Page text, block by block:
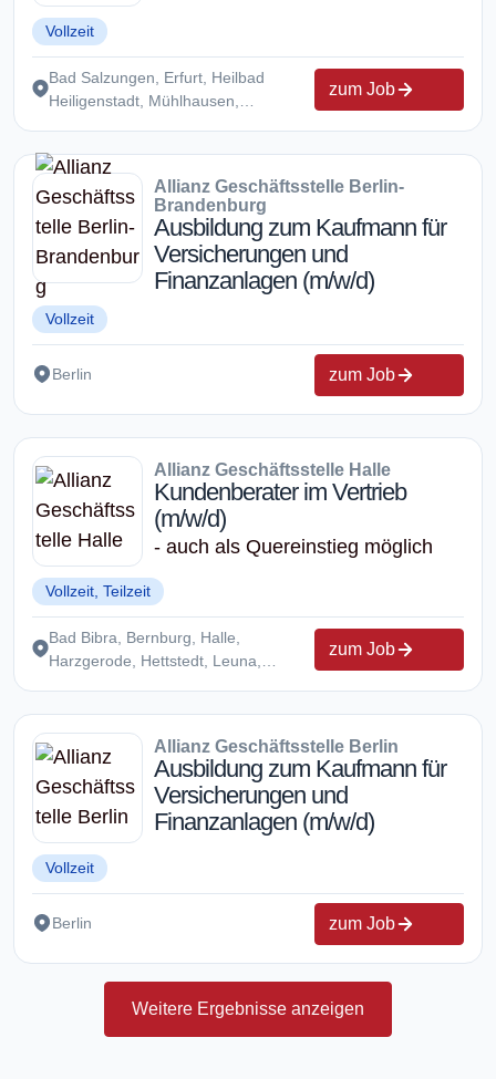
Vollzeit
Bad Salzungen, Erfurt, Heilbad
Heiligenstadt, Mühlhausen,
zum Job
Allianz Geschäftsstelle Berlin-
Brandenburg
Ausbildung zum Kaufmann für
Versicherungen und
Finanzanlagen (m/w/d)
Vollzeit
Berlin zum Job
Allianz Geschäftsstelle Halle
Kundenberater im Vertrieb
(m/w/d)
- auch als Quereinstieg möglich
Vollzeit, Teilzeit
Bad Bibra, Bernburg, Halle,
Harzgerode, Hettstedt, Leuna,
Weißenfels, Wettin-Löbejün, Zeitz
zum Job
Allianz Geschäftsstelle Berlin
Ausbildung zum Kaufmann für
Versicherungen und
Finanzanlagen (m/w/d)
Vollzeit
Berlin zum Job
Weitere Ergebnisse anzeigen